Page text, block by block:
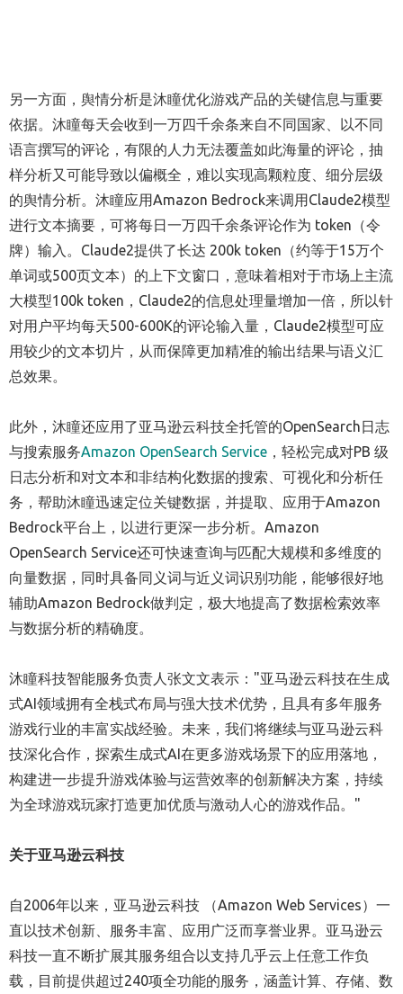
另一方面，舆情分析是沐瞳优化游戏产品的关键信息与重要
依据。沐瞳每天会收到一万四千余条来自不同国家、以不同
语言撰写的评论，有限的人力无法覆盖如此海量的评论，抽
样分析又可能导致以偏概全，难以实现高颗粒度、细分层级
的舆情分析。沐瞳应用Amazon Bedrock来调用Claude2模型
进行文本摘要，可将每日一万四千余条评论作为 token（令
牌）输入。Claude2提供了长达 200k token（约等于15万个
单词或500页文本）的上下文窗口，意味着相对于市场上主流
大模型100k token，Claude2的信息处理量增加一倍，所以针
对用户平均每天500-600K的评论输入量，Claude2模型可应
用较少的文本切片，从而保障更加精准的输出结果与语义汇
总效果。
此外，沐瞳还应用了亚马逊云科技全托管的OpenSearch日志
与搜索服务Amazon OpenSearch Service ，轻松完成对PB 级
日志分析和对文本和非结构化数据的搜索、可视化和分析任
务，帮助沐瞳迅速定位关键数据，并提取、应用于Amazon
Bedrock平台上，以进行更深一步分析。Amazon
OpenSearch Service还可快速查询与匹配大规模和多维度的
向量数据，同时具备同义词与近义词识别功能，能够很好地
辅助Amazon Bedrock做判定，极大地提高了数据检索效率
与数据分析的精确度。
沐瞳科技智能服务负责人张文文表示："亚马逊云科技在生成
式AI领域拥有全栈式布局与强大技术优势，且具有多年服务
游戏行业的丰富实战经验。未来，我们将继续与亚马逊云科
技深化合作，探索生成式AI在更多游戏场景下的应用落地，
构建进一步提升游戏体验与运营效率的创新解决方案，持续
为全球游戏玩家打造更加优质与激动人心的游戏作品。"
关于亚马逊云科技
自2006年以来，亚马逊云科技 （Amazon Web Services）一
直以技术创新、服务丰富、应用广泛而享誉业界。亚马逊云
科技一直不断扩展其服务组合以支持几乎云上任意工作负
载，目前提供超过240项全功能的服务，涵盖计算、存储、数